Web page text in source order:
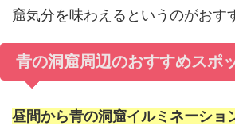
窟気分を味わえるというのがおす
青の洞窟周辺のおすすめスポ
昼間から青の洞窟イルミネーショ